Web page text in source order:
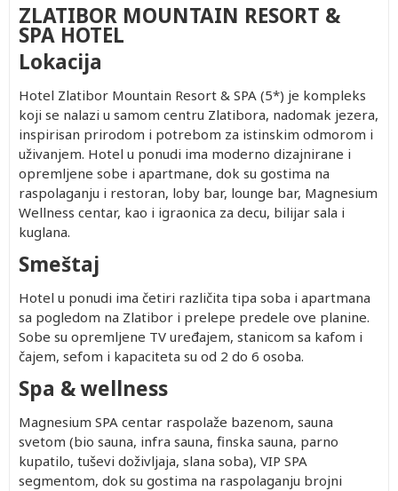
ZLATIBOR MOUNTAIN RESORT &
SPA HOTEL
Lokacija
Hotel Zlatibor Mountain Resort & SPA (5*) je kompleks
koji se nalazi u samom centru Zlatibora, nadomak jezera,
inspirisan prirodom i potrebom za istinskim odmorom i
uživanjem. Hotel u ponudi ima moderno dizajnirane i
opremljene sobe i apartmane, dok su gostima na
raspolaganju i restoran, loby bar, lounge bar, Magnesium
Wellness centar, kao i igraonica za decu, bilijar sala i
kuglana.
Smeštaj
Hotel u ponudi ima četiri različita tipa soba i apartmana
sa pogledom na Zlatibor i prelepe predele ove planine.
Sobe su opremljene TV uređajem, stanicom sa kafom i
čajem, sefom i kapaciteta su od 2 do 6 osoba.
Spa & wellness
Magnesium SPA centar raspolaže bazenom, sauna
svetom (bio sauna, infra sauna, finska sauna, parno
kupatilo, tuševi doživljaja, slana soba), VIP SPA
segmentom, dok su gostima na raspolaganju brojni